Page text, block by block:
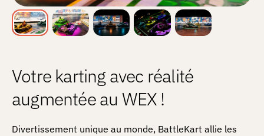
Votre karting avec réalité
augmentée au WEX !
Divertissement unique au monde, BattleKart allie les